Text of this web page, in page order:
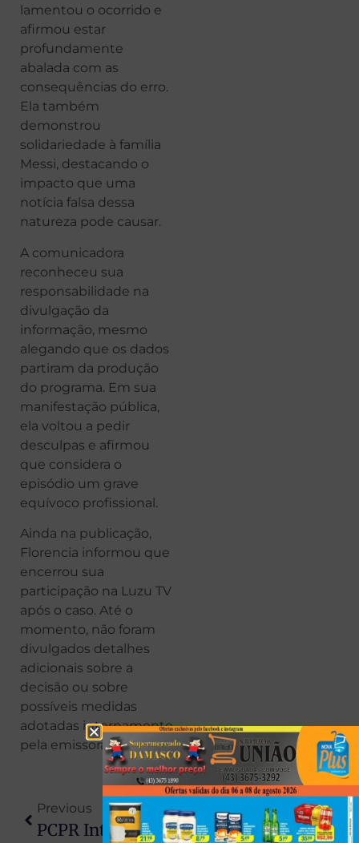
lamentou o ocorrido e
afirmou estar
profundamente
abalada com as
consequências do erro.
Ela também
demonstrou
solidariedade à família
Messi, destacando o
impacto que uma
notícia falsa dessa
natureza pode causar.
A comunicadora
reconheceu sua
responsabilidade na
divulgação da
informação, mesmo
alegando que os dados
partiram da produção
do programa. Em sua
manifestação pública,
ela voltou a pedir
desculpas e afirmou
que considera o
episódio um grave
equívoco profissional.
Ainda na publicação,
Florencia informou que
encerrou sua
participação na Luzu TV
após o caso. Até o
momento, não foram
divulgados detalhes
adicionais sobre a
decisão ou sobre
possíveis medidas
adotadas internamente
pela emissora.
Previous
PCPR Intercepta Drogas E Armas Avaliadas Em R$ 22 Milhões No Paraná
Next
Homem Morre Após Reagir A Abordagem Durante Ocorrência Da PM No PR